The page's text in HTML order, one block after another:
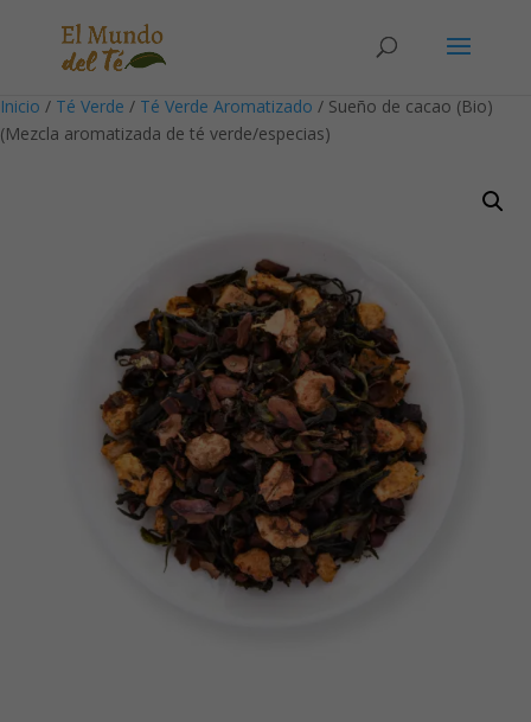
Inicio / Té Verde / Té Verde Aromatizado / Sueño de cacao (Bio)
(Mezcla aromatizada de té verde/especias)